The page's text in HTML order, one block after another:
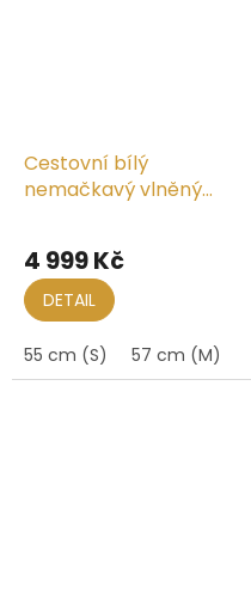
Cestovní bílý
nemačkavý vlněný
4 999 Kč
DETAIL
55 cm (S) 57 cm (M)